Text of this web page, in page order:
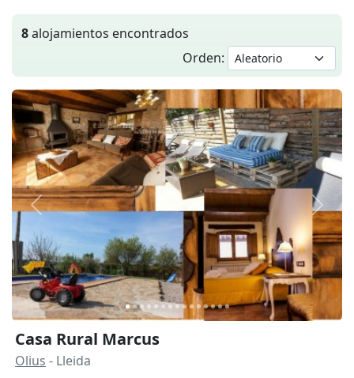
8alojamientos encontrados
Orden:
Anterior
Casa Rural Marcus
Olius - Lleida